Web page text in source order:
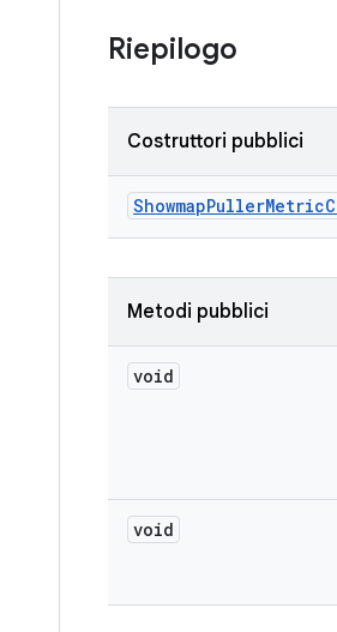
Riepilogo
Costruttori pubblici
ShowmapPullerMetric
Metodi pubblici
void
void